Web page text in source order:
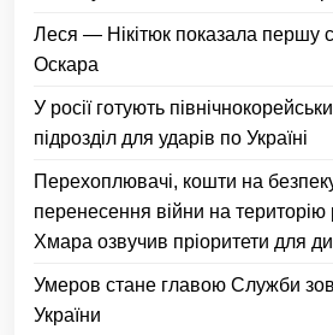
Леся — Нікітюк показала першу
Оскара
У росії готують
підрозділ для ударів по Україні
Перехоплювачі, кошти на
перенесення війни на територію
Хмара озвучив пріоритети для
Умеров стане главою Служби
України